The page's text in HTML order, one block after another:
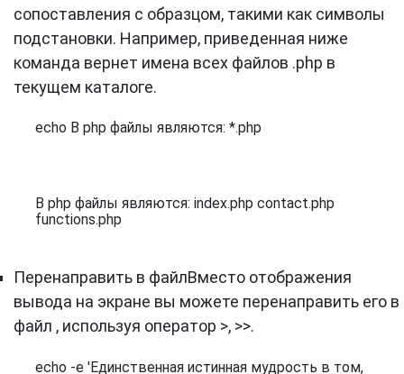
сопоставления с образцом, такими как символы
подстановки. Например, приведенная ниже
команда вернет имена всех файлов .php в
текущем каталоге.
echo В php файлы являются: *.php
В php файлы являются: index.php contact.php
functions.php
Перенаправить в файлВместо отображения
вывода на экране вы можете перенаправить его в
файл , используя оператор >, >>.
echo -e 'Единственная истинная мудрость в том,